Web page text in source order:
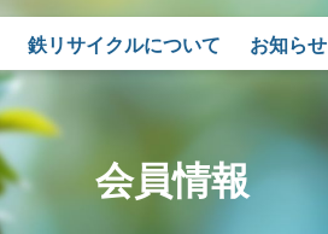
鉄リサイクルについて お知らせ
会員情報